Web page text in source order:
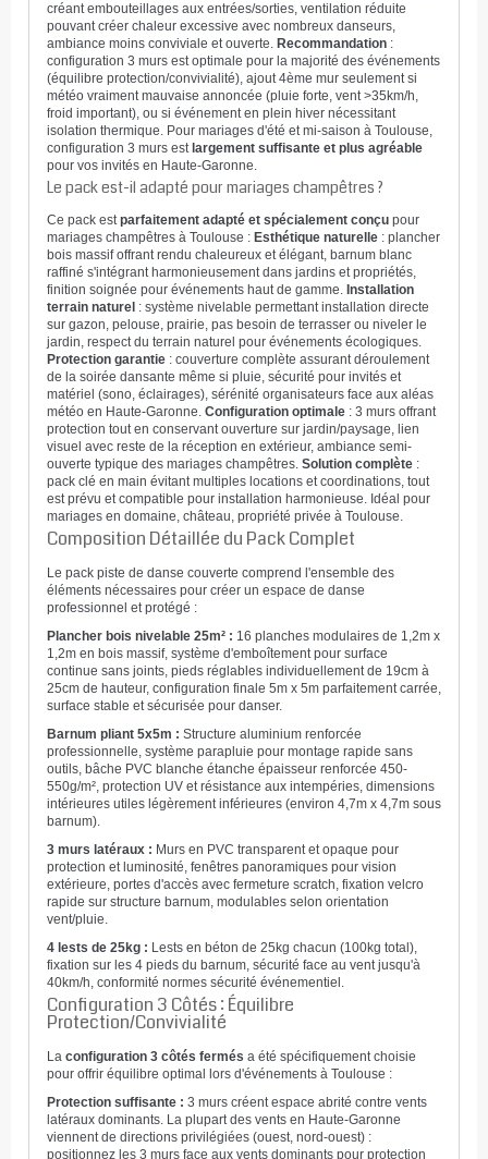
créant embouteillages aux entrées/sorties, ventilation réduite
pouvant créer chaleur excessive avec nombreux danseurs,
ambiance moins conviviale et ouverte. Recommandation :
configuration 3 murs est optimale pour la majorité des événements
(équilibre protection/convivialité), ajout 4ème mur seulement si
météo vraiment mauvaise annoncée (pluie forte, vent >35km/h,
froid important), ou si événement en plein hiver nécessitant
isolation thermique. Pour mariages d'été et mi-saison à Toulouse,
configuration 3 murs est largement suffisante et plus agréable
pour vos invités en Haute-Garonne.
Le pack est-il adapté pour mariages champêtres ?
Ce pack estparfaitement adapté et spécialement conçu pour
mariages champêtres à Toulouse : Esthétique naturelle : plancher
bois massif offrant rendu chaleureux et élégant, barnum blanc
raffiné s'intégrant harmonieusement dans jardins et propriétés,
finition soignée pour événements haut de gamme. Installation
terrain naturel : système nivelable permettant installation directe
sur gazon, pelouse, prairie, pas besoin de terrasser ou niveler le
jardin, respect du terrain naturel pour événements écologiques.
Protection garantie : couverture complète assurant déroulement
de la soirée dansante même si pluie, sécurité pour invités et
matériel (sono, éclairages), sérénité organisateurs face aux aléas
météo en Haute-Garonne. Configuration optimale : 3 murs offrant
protection tout en conservant ouverture sur jardin/paysage, lien
visuel avec reste de la réception en extérieur, ambiance semi-
ouverte typique des mariages champêtres. Solution complète :
pack clé en main évitant multiples locations et coordinations, tout
est prévu et compatible pour installation harmonieuse. Idéal pour
mariages en domaine, château, propriété privée à Toulouse.
Composition Détaillée du Pack Complet
Le pack piste de danse couverte comprend l'ensemble des
éléments nécessaires pour créer un espace de danse
professionnel et protégé :
Plancher bois nivelable 25m² : 16 planches modulaires de 1,2m x
1,2m en bois massif, système d'emboîtement pour surface
continue sans joints, pieds réglables individuellement de 19cm à
25cm de hauteur, configuration finale 5m x 5m parfaitement carrée,
surface stable et sécurisée pour danser.
Barnum pliant 5x5m : Structure aluminium renforcée
professionnelle, système parapluie pour montage rapide sans
outils, bâche PVC blanche étanche épaisseur renforcée 450-
550g/m², protection UV et résistance aux intempéries, dimensions
intérieures utiles légèrement inférieures (environ 4,7m x 4,7m sous
barnum).
3 murs latéraux : Murs en PVC transparent et opaque pour
protection et luminosité, fenêtres panoramiques pour vision
extérieure, portes d'accès avec fermeture scratch, fixation velcro
rapide sur structure barnum, modulables selon orientation
vent/pluie.
4 lests de 25kg : Lests en béton de 25kg chacun (100kg total),
fixation sur les 4 pieds du barnum, sécurité face au vent jusqu'à
40km/h, conformité normes sécurité événementiel.
Configuration 3 Côtés : Équilibre
Protection/Convivialité
La configuration 3 côtés fermés a été spécifiquement choisie
pour offrir équilibre optimal lors d'événements à Toulouse :
Protection suffisante : 3 murs créent espace abrité contre vents
latéraux dominants. La plupart des vents en Haute-Garonne
viennent de directions privilégiées (ouest, nord-ouest) :
positionnez les 3 murs face aux vents dominants pour protection